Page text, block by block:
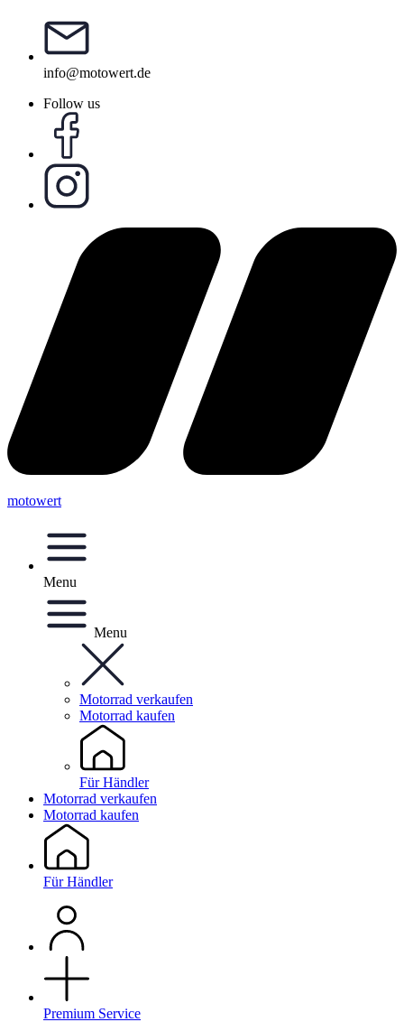
info@motowert.de
Follow us
motowert
Menu
Menu
Motorrad verkaufen
Motorrad kaufen
Für Händler
Motorrad verkaufen
Motorrad kaufen
Für Händler
Premium Service